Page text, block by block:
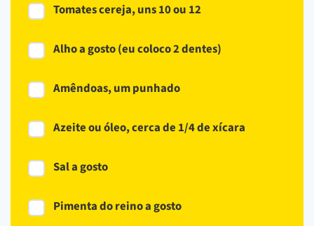
Tomates cereja, uns 10 ou 12
Alho a gosto (eu coloco 2 dentes)
Amêndoas, um punhado
Azeite ou óleo, cerca de 1/4 de xícara
Sal a gosto
Pimenta do reino a gosto